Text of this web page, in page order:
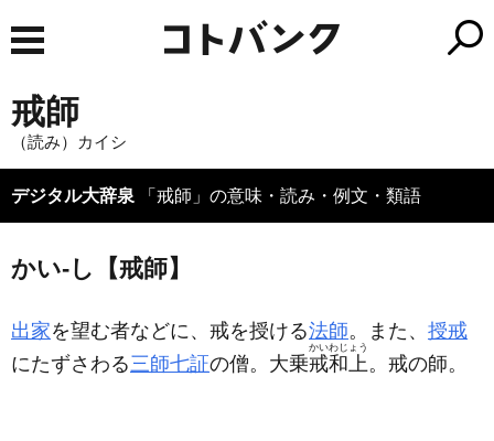
戒師
（読み）カイシ
デジタル大辞泉 「戒師」の意味・読み・例文・類語
かい‐し【戒師】
出家を望む者などに、戒を授ける法師。また、 授戒
にたずさわる三師七証の僧。大乗戒和上
かいわじょう
。戒の師。